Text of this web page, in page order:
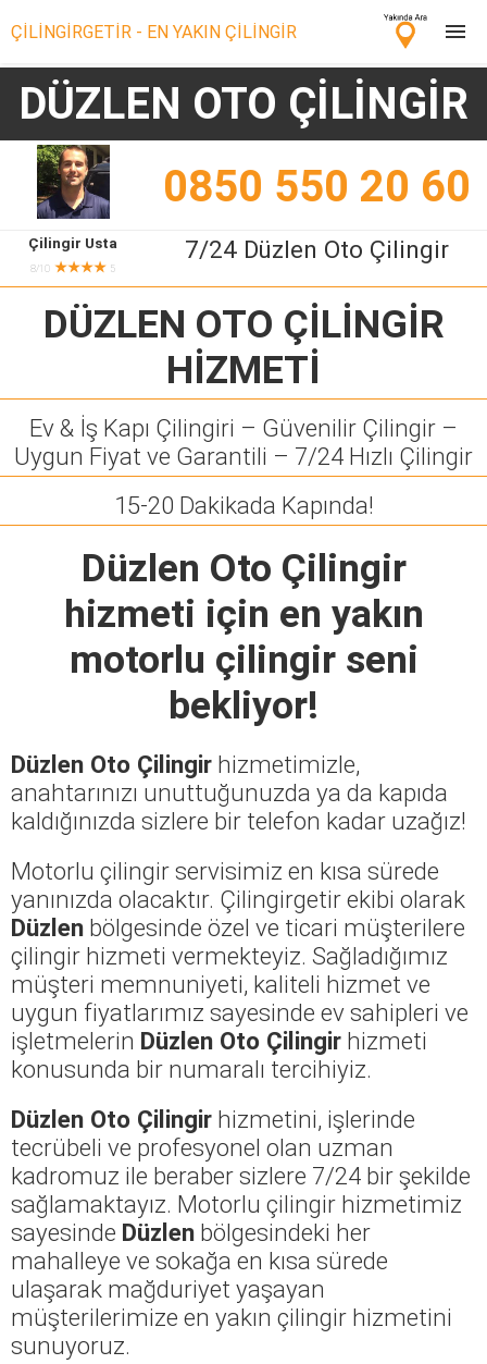
ÇİLİNGİRGETİR - EN YAKIN ÇİLİNGİR
Çilingir Ara
Çilingir misin? Bize Katıl!
DÜZLEN OTO ÇİLİNGİR
0850 550 20 60
Çilingir Usta
8/10 ★★★★ 5
7/24 Düzlen Oto Çilingir
DÜZLEN OTO ÇİLİNGİR
HİZMETİ
Ev & İş Kapı Çilingiri – Güvenilir Çilingir –
Uygun Fiyat ve Garantili – 7/24 Hızlı Çilingir
15-20 Dakikada Kapında!
Düzlen Oto Çilingir
hizmeti için en yakın
motorlu çilingir seni
bekliyor!
Düzlen Oto Çilingir hizmetimizle,
anahtarınızı unuttuğunuzda ya da kapıda
kaldığınızda sizlere bir telefon kadar uzağız!
Motorlu çilingir servisimiz en kısa sürede
yanınızda olacaktır. Çilingirgetir ekibi olarak
Düzlen bölgesinde özel ve ticari müşterilere
çilingir hizmeti vermekteyiz. Sağladığımız
müşteri memnuniyeti, kaliteli hizmet ve
uygun fiyatlarımız sayesinde ev sahipleri ve
işletmelerin Düzlen Oto Çilingir hizmeti
konusunda bir numaralı tercihiyiz.
Düzlen Oto Çilingir hizmetini, işlerinde
tecrübeli ve profesyonel olan uzman
kadromuz ile beraber sizlere 7/24 bir şekilde
sağlamaktayız. Motorlu çilingir hizmetimiz
sayesinde Düzlen bölgesindeki her
mahalleye ve sokağa en kısa sürede
ulaşarak mağduriyet yaşayan
müşterilerimize en yakın çilingir hizmetini
sunuyoruz.